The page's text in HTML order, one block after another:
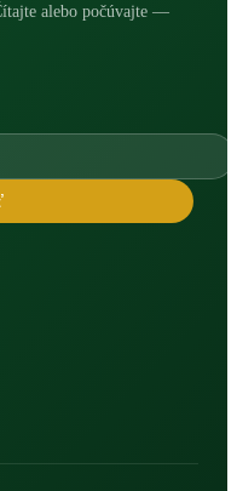
alebo počúvajte —